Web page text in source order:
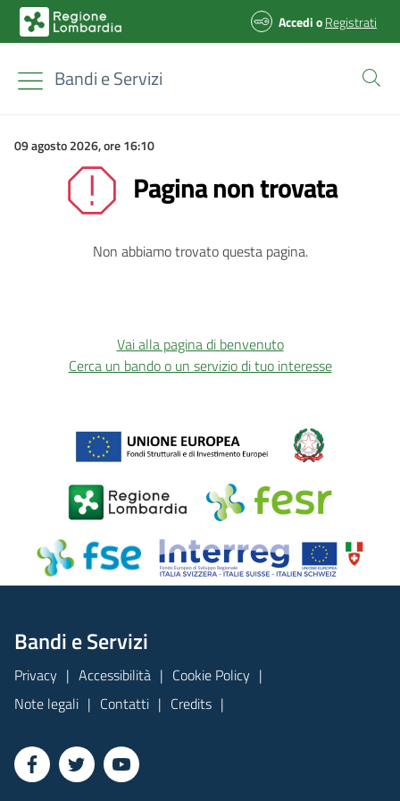
AccedioRegistrati
Bandi e Servizi
09 agosto 2026, ore 16:10
Pagina non trovata
Non abbiamo trovato questa pagina.
Vai alla pagina di benvenuto
Cerca un bando o un servizio di tuo interesse
Bandi e Servizi
Privacy Accessibilità
Cookie Policy
Note legali
Contatti Credits